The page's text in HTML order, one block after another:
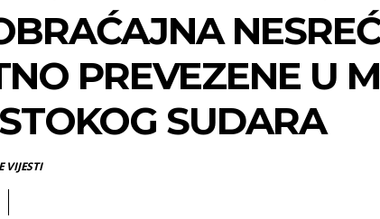
PREVEZENE U
SUDARA
VIJESTI